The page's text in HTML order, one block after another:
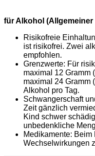
für Alkohol
Risikofreie
ist risikofrei. Zwei
empfohlen.
Grenzwerte: Für
maximal 12 Gramm
maximal 24 Gramm
Alkohol pro Tag.
Schwangerschaft
Zeit gänzlich
Kind schwer
unbedenkliche
Medikamente:
Wechselwirkungen